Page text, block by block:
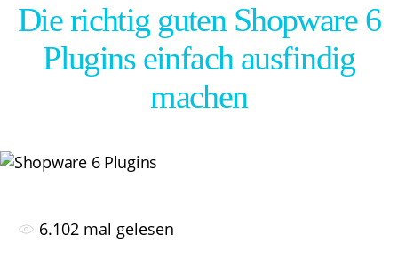
Die richtig guten Shopware 6
Plugins einfach ausfindig
machen
6.102 mal gelesen